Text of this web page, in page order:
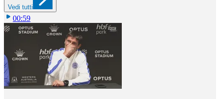
Vedi tutti
00:59